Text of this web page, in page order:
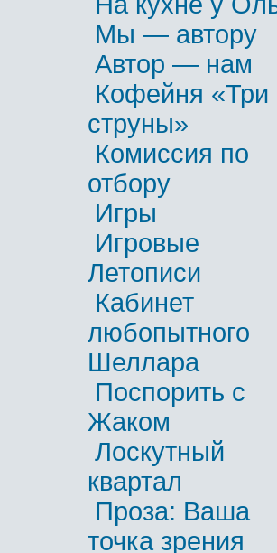
Мы — автору
Автор — нам
Кофейня «Три
струны»
Комиссия по
отбору
Игры
Игровые
Летописи
Кабинет
любопытного
Шеллара
Поспорить с
Жаком
Лоскутный
квартал
Проза: Ваша
точка зрения